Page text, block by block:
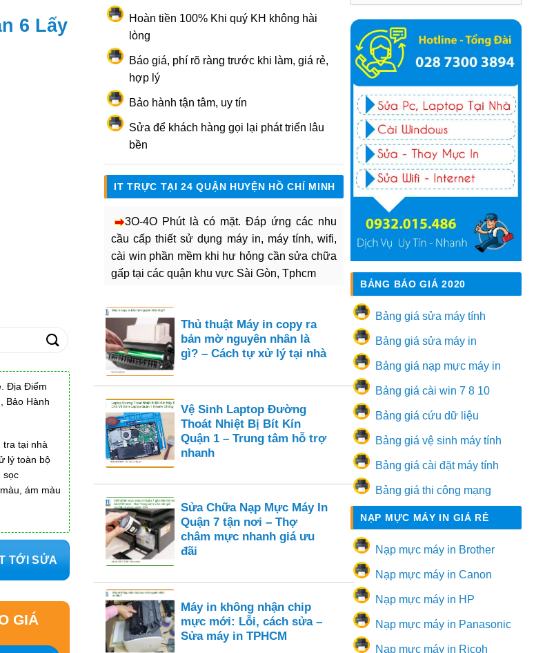
6 Lấy
Địa Điểm
Bảo Hành
tra tại nhà
lý toàn bộ
sọc
ám màu
TỚI SỬA
GIÁ
Hoàn tiền 100% Khi quý KH không hài
lòng
Báo giá, phí rõ ràng trước khi làm, giá rẻ,
hợp lý
Bảo hành tận tâm, uy tín
Sửa để khách hàng gọi lại phát triển lâu
bền
IT TRỰC TẠI 24 QUẬN HUYỆN HỒ CHÍ MINH
3O-4O Phút là có mặt. Đáp ứng các nhu
cầu cấp thiết sử dụng máy in, máy tính, wifi,
cài win phần mềm khi hư hỏng cần sửa chữa
gấp tại các quận khu vực Sài Gòn, Tphcm
Thủ thuật Máy in copy ra
bản mờ nguyên nhân là
gì? – Cách tự xử lý tại nhà
Vệ Sinh Laptop Đường
Thoát Nhiệt Bị Bít Kín
Quận 1 – Trung tâm hỗ trợ
nhanh
Sửa Chữa Nạp Mực Máy In
Quận 7 tận nơi – Thợ
châm mực nhanh giá ưu
đãi
Máy in không nhận chip
mực mới: Lỗi, cách sửa –
Sửa máy in TPHCM
BẢNG BÁO GIÁ 2020
Bảng giá sửa máy tính
Bảng giá sửa máy in
Bảng giá nạp mực máy in
Bảng giá cài win 7 8 10
Bảng giá cứu dữ liệu
Bảng giá vệ sinh máy tính
Bảng giá cài đặt máy tính
Bảng giá thi công mạng
NẠP MỰC MÁY IN GIÁ RẺ
Nạp mực máy in Brother
Nạp mực máy in Canon
Nạp mực máy in HP
Nạp mực máy in Panasonic
Nạp mực máy in Ricoh